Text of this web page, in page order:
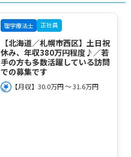
理学療法士 正社員
【北海道／札幌市西区】土日祝
休み、年収380万円程度♪／若
手の方も多数活躍している訪問
での募集です
【月収】30.0万円 ～ 31.6万円